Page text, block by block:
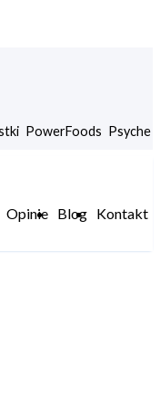
PowerFoods Psyche
Opinie Blog Kontakt